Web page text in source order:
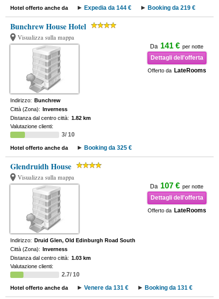
Hotel offerto anche da Expedia da 144 € Booking da 219 €
Bunchrew House Hotel
Visualizza sulla mappa
Da 141 € per notte
Dettagli dell'offerta
Offerto da LateRooms
Indirizzo: Bunchrew
Città (Zona): Inverness
Distanza dal centro città: 1.82 km
Valutazione clienti:
3/ 10
Hotel offerto anche da Booking da 325 €
Glendruidh House
Visualizza sulla mappa
Da 107 € per notte
Dettagli dell'offerta
Offerto da LateRooms
Indirizzo: Druid Glen, Old Edinburgh Road South
Città (Zona): Inverness
Distanza dal centro città: 1.03 km
Valutazione clienti:
2.7/ 10
Hotel offerto anche da Venere da 131 € Booking da 131 €